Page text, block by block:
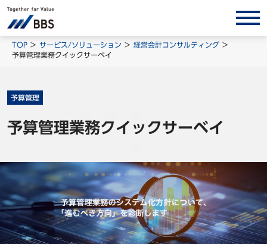
サービス/ソリューション
インサイト
ホワイトペーパー
調査レポート
対談/鼎談
BBS Group News
TOP サービス/ソリューション
経営会計コンサルティング
予算管理業務クイックサーベイ
予算管理
予算管理業務クイックサーベイ